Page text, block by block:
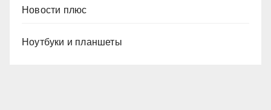
Новости плюс
Ноутбуки и планшеты